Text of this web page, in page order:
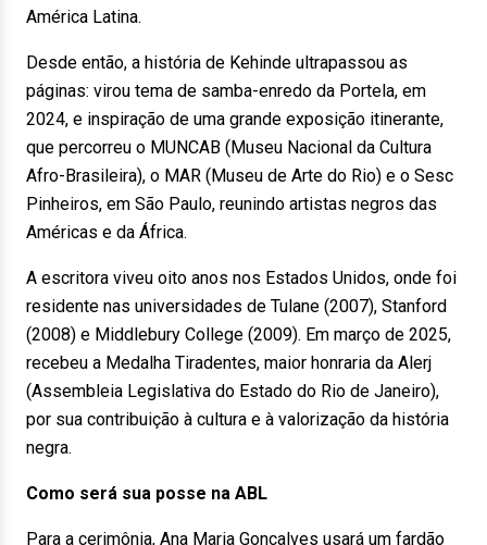
América Latina.
Desde então, a história de Kehinde ultrapassou as
páginas: virou tema de samba-enredo da Portela, em
2024, e inspiração de uma grande exposição itinerante,
que percorreu o MUNCAB (Museu Nacional da Cultura
Afro-Brasileira), o MAR (Museu de Arte do Rio) e o Sesc
Pinheiros, em São Paulo, reunindo artistas negros das
Américas e da África.
A escritora viveu oito anos nos Estados Unidos, onde foi
residente nas universidades de Tulane (2007), Stanford
(2008) e Middlebury College (2009). Em março de 2025,
recebeu a Medalha Tiradentes, maior honraria da Alerj
(Assembleia Legislativa do Estado do Rio de Janeiro),
por sua contribuição à cultura e à valorização da história
negra.
Como será sua posse na ABL
Para a cerimônia, Ana Maria Gonçalves usará um fardão